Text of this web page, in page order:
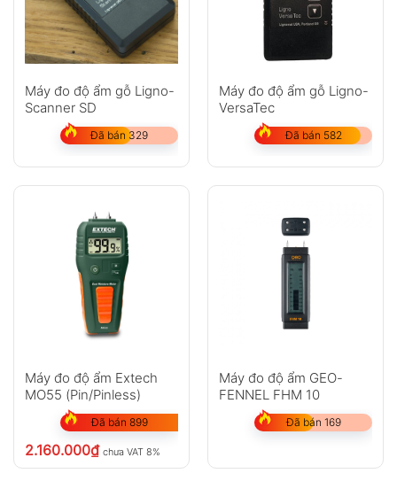
Máy đo độ ẩm gỗ Ligno-
Scanner SD
Đã bán 329
Máy đo độ ẩm gỗ Ligno-
VersaTec
Đã bán 582
Máy đo độ ẩm Extech
MO55 (Pin/Pinless)
Đã bán 899
2.160.000₫ chưa VAT 8%
Máy đo độ ẩm GEO-
FENNEL FHM 10
Đã bán 169